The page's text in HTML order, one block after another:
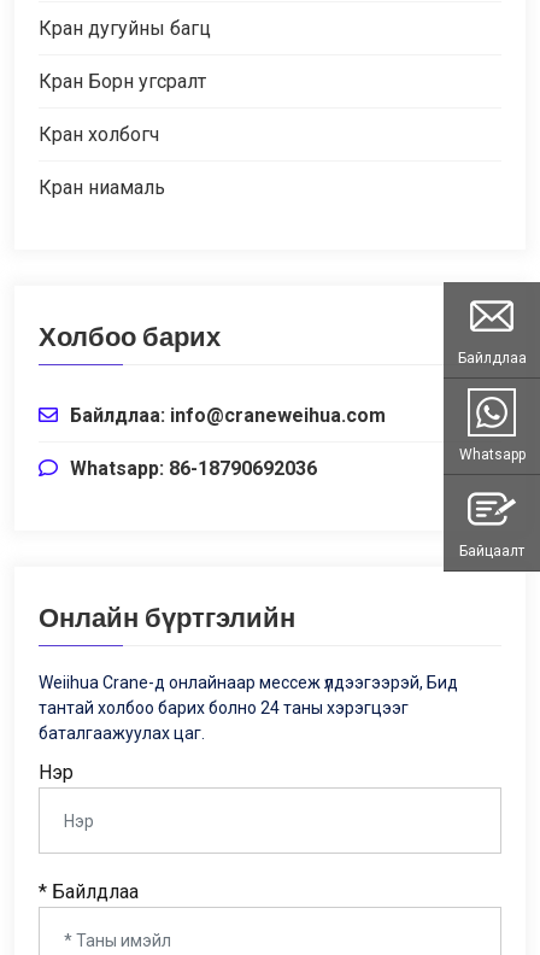
Кран дугуйны багц
Кран Борн угсралт
Кран холбогч
Кран ниамаль
Холбоо барих
Байлдлаа: info@craneweihua.com
Whatsapp: 86-18790692036
Онлайн бүртгэлийн
Weiihua Crane-д онлайнаар мессеж үлдээгээрэй, Бид
тантай холбоо барих болно 24 таны хэрэгцээг
баталгаажуулах цаг.
Нэр
* Байлдлаа
Байлдлаа
Whatsapp
Байцаалт